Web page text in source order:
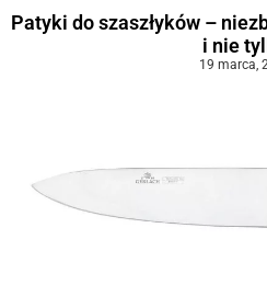
Patyki do szaszłyków –
i nie
19 marca,